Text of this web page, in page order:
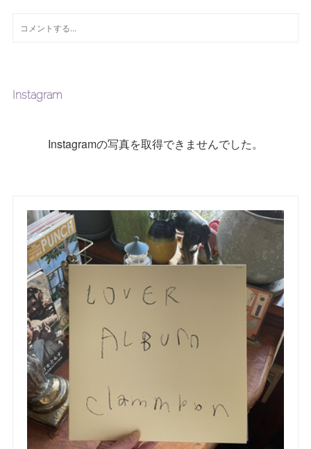
Instagram
Instagramの写真を取得できませんでした。